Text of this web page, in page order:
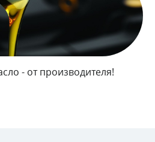
- от производителя!